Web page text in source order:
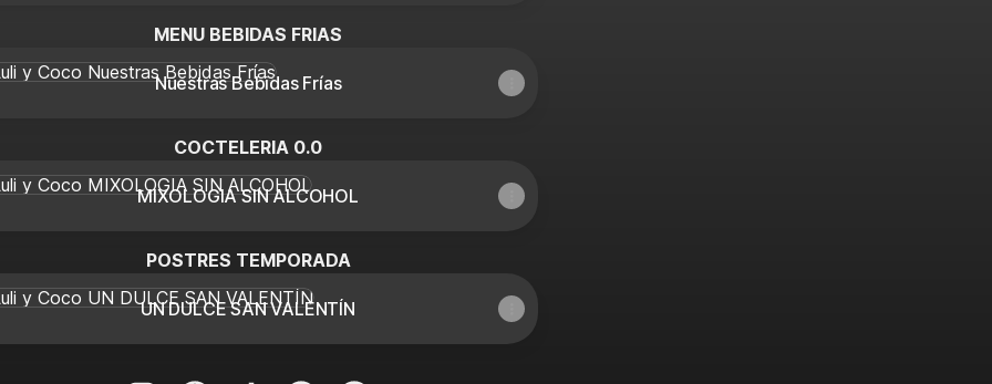
MENU BEBIDAS FRIAS
Nuestras Bebidas Frías
COCTELERIA 0.0
MIXOLOGIA SIN ALCOHOL
POSTRES TEMPORADA
UN DULCE SAN VALENTÍN